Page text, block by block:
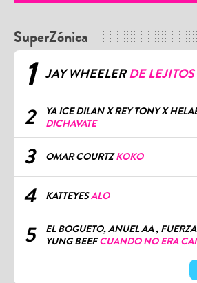
SuperZónica
1 JAY WHEELERDE LEJITOS
2
YA ICE DILAN X REY TONY X
DICHAVATE
3 OMAR COURTZKOKO
4 KATTEYESALO
5
EL BOGUETO, ANUEL AA ,
YUNG BEEFCUANDO NO ERA